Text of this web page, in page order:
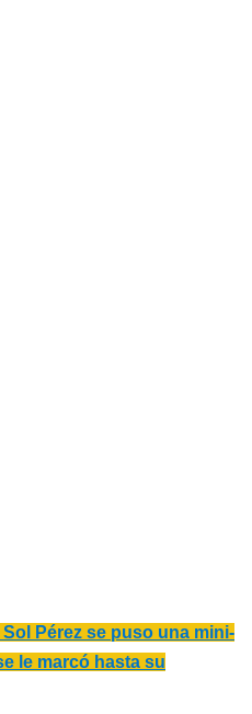
Sol Pérez se puso una mini-
le marcó hasta su